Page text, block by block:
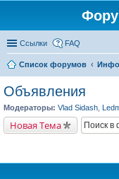
Ссылки FAQ
Список форумов
Объявления
Модераторы: Vlad Sidash
Новая Тема